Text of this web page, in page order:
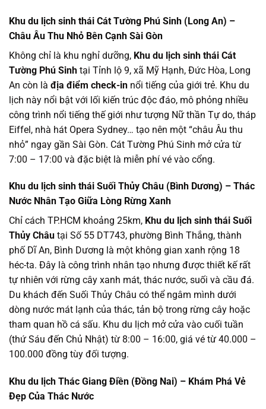
Khu du lịch sinh thái Cát Tường Phú Sinh (Long An) –
Châu Âu Thu Nhỏ Bên Cạnh Sài Gòn
Không chỉ là khu nghỉ dưỡng, Khu du lịch sinh thái Cát
Tường Phú Sinh tại Tỉnh lộ 9, xã Mỹ Hạnh, Đức Hòa, Long
An còn là địa điểm check-in nổi tiếng của giới trẻ. Khu du
lịch này nổi bật với lối kiến trúc độc đáo, mô phỏng nhiều
công trình nổi tiếng thế giới như tượng Nữ thần Tự do, tháp
Eiffel, nhà hát Opera Sydney… tạo nên một “châu Âu thu
nhỏ” ngay gần Sài Gòn. Cát Tường Phú Sinh mở cửa từ
7:00 – 17:00 và đặc biệt là miễn phí vé vào cổng.
Khu du lịch sinh thái Suối Thủy Châu (Bình Dương) – Thác
Nước Nhân Tạo Giữa Lòng Rừng Xanh
Chỉ cách TP.HCM khoảng 25km, Khu du lịch sinh thái Suối
Thủy Châu tại Số 55 DT743, phường Bình Thắng, thành
phố Dĩ An, Bình Dương là một không gian xanh rộng 18
héc-ta. Đây là công trình nhân tạo nhưng được thiết kế rất
tự nhiên với rừng cây xanh mát, thác nước, suối và cầu đá.
Du khách đến Suối Thủy Châu có thể ngâm mình dưới
dòng nước mát lạnh của thác, tản bộ trong rừng cây hoặc
tham quan hồ cá sấu. Khu du lịch mở cửa vào cuối tuần
(thứ Sáu đến Chủ Nhật) từ 8:00 – 16:00, giá vé từ 40.000 –
100.000 đồng tùy đối tượng.
Khu du lịch Thác Giang Điền (Đồng Nai) – Khám Phá Vẻ
Đẹp Của Thác Nước